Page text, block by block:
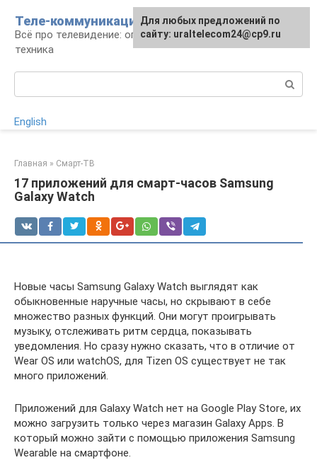
контенту
Теле-коммуникации
Всё про телевидение: операторы, технологии,
техника
English
Главная » Смарт-ТВ
17 приложений для смарт-часов Samsung
Galaxy Watch
Новые часы Samsung Galaxy Watch выглядят как
обыкновенные наручные часы, но скрывают в себе
множество разных функций. Они могут проигрывать
музыку, отслеживать ритм сердца, показывать
уведомления. Но сразу нужно сказать, что в отличие от
Wear OS или watchOS, для Tizen OS существует не так
много приложений.
Приложений для Galaxy Watch нет на Google Play Store, их
можно загрузить только через магазин Galaxy Apps. В
который можно зайти с помощью приложения Samsung
Wearable на смартфоне.
Для любых предложений по
сайту: uraltelecom24@cp9.ru